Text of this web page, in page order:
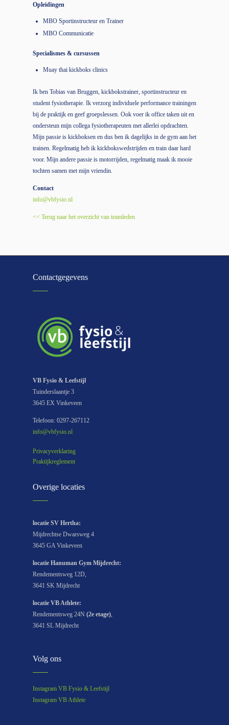
Opleidingen
MBO Sportinstructeur en Trainer
MBO Communicatie
Specialismes & cursussen
Muay thai kickboks clinics
Ik ben Tobias van Bruggen, kickbokstrainer, sportinstructeur en
student fysiotherapie. Ik verzorg individuele performance trainingen
bij de praktijk en geef groepslessen. Ook voer ik office taken uit en
ondersteun mijn collega fysiotherapeuten met allerlei opdrachten.
Mijn passie is kickboksen en dus ben ik dagelijks in de gym aan het
trainen. Regelmatig heb ik kickbokswedstrijden en train daar hard
voor. Mijn andere passie is motorrijden, regelmatig maak ik mooie
tochten samen met mijn vriendin.
Contact
info@vbfysio.nl
<< Terug naar het overzicht van teamleden
Contactgegevens
VB Fysio & Leefstijl
Tuinderslaantje 3
3645 EX Vinkeveen
Telefoon: 0297-267112
info@vbfysio.nl
Privacyverklaring
Praktijkreglement
Overige locaties
locatie SV Hertha:
Mijdrechtse Dwarsweg 4
3645 GA Vinkeveen
locatie Hanuman Gym Mijdrecht:
Rendementsweg 12D,
3641 SK Mijdrecht
locatie VB Athlete:
Rendementsweg 24N (2e etage),
3641 SL Mijdrecht
Volg ons
Instagram VB Fysio & Leefstijl
Instagram VB Athlete